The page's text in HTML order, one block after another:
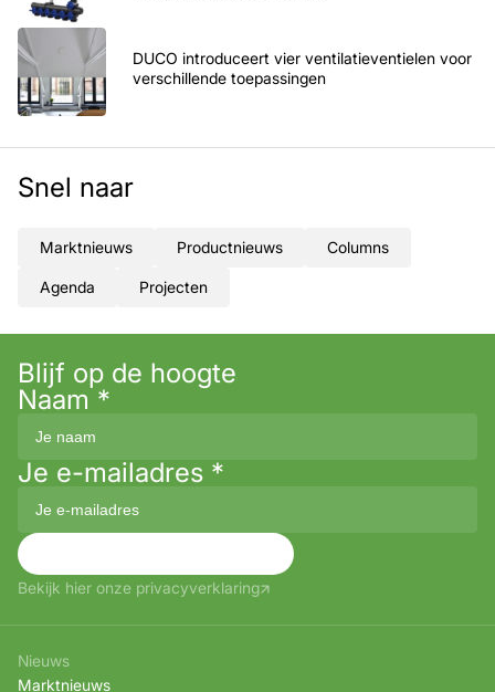
DUCO introduceert vier ventilatieventielen voor
verschillende toepassingen
Snel naar
Marktnieuws Productnieuws Columns
Agenda Projecten
Blijf op de hoogte
Naam *
Je e-mailadres *
Bekijk hier onze privacyverklaring
Nieuws
Marktnieuws